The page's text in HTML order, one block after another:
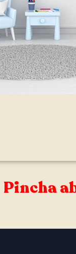
Pincha